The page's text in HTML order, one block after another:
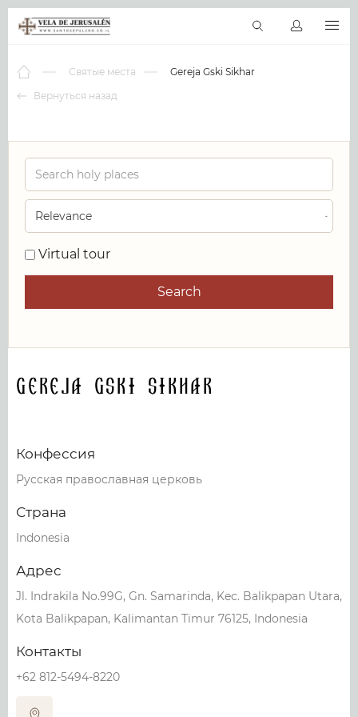
Виртуальные туры
RU
Вернуться назад
Святые места Gereja Gski Sikhar
Virtual tour
Search
Gereja Gski Sikhar
Конфессия
Русская православная церковь
Страна
Indonesia
Адрес
Jl. Indrakila No.99G, Gn. Samarinda, Kec. Balikpapan Utara,
Kota Balikpapan, Kalimantan Timur 76125, Indonesia
Контакты
+62 812-5494-8220